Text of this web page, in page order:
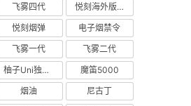
飞雾四代 悦刻海外版烟弹
悦刻烟弹 电子烟禁令
飞雾一代 飞雾二代
柚子Uni独角兽 魔笛5000
烟油 尼古丁